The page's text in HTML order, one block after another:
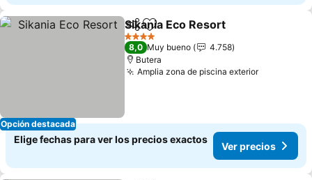
Opción destacada
CompartirAgregar a favoritos
Sikania Eco Resort
4 Estrellas
8,0 Muy bueno
4.758
Butera
Amplia zona de piscina exteriorVer
Elige fechas para ver los precios exactos
Ver precios